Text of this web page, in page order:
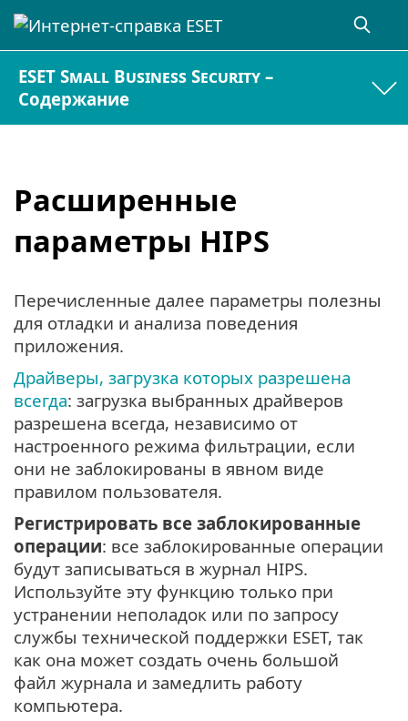
ESET Small Business Security –
Содержание
Расширенные
параметры HIPS
Перечисленные далее параметры полезны
для отладки и анализа поведения
приложения.
Драйверы, загрузка которых разрешена
всегда: загрузка выбранных драйверов
разрешена всегда, независимо от
настроенного режима фильтрации, если
они не заблокированы в явном виде
правилом пользователя.
Регистрировать все заблокированные
операции: все заблокированные операции
будут записываться в журнал HIPS.
Используйте эту функцию только при
устранении неполадок или по запросу
службы технической поддержки ESET, так
как она может создать очень большой
файл журнала и замедлить работу
компьютера.